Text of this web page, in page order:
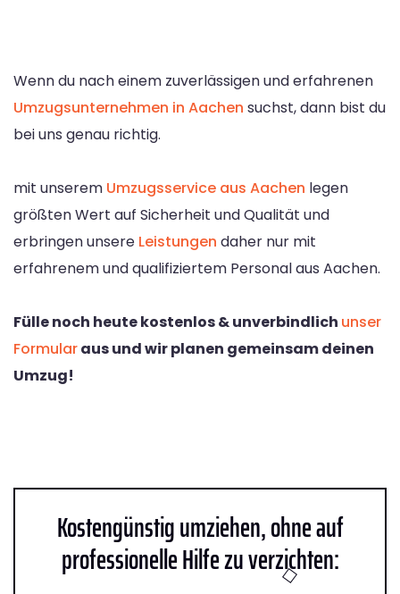
Wenn du nach einem zuverlässigen und erfahrenen
Umzugsunternehmen in Aachen suchst, dann bist du
bei uns genau richtig.
mit unserem Umzugsservice aus Aachen legen
größten Wert auf Sicherheit und Qualität und
erbringen unsere Leistungen daher nur mit
erfahrenem und qualifiziertem Personal aus Aachen.
Fülle noch heute kostenlos & unverbindlich unser
Formularaus und wir planen gemeinsam deinen
Umzug!
Kostengünstig umziehen, ohne auf
professionelle Hilfe zu verzichten: